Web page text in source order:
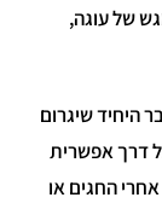
של עוגה,
היחיד שיגרום
דרך אפשרית
החגים או